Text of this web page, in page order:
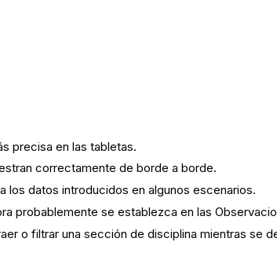
precisa en las tabletas.
correctamente de borde a borde.
los datos introducidos en algunos escenarios.
probablemente se establezca en las
o filtrar una sección de disciplina mientras se